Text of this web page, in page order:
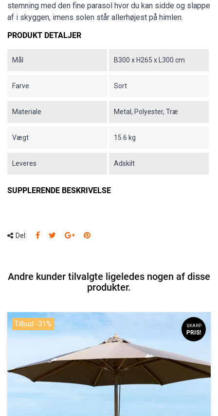
stemning med den fine parasol hvor du kan sidde og slappe
af i skyggen, imens solen står allerhøjest på himlen.
PRODUKT DETALJER
Mål B300 x H265 x L300 cm
Farve Sort
Materiale Metal, Polyester, Træ
Vægt 15.6 kg
Leveres Adskilt
SUPPLERENDE BESKRIVELSE
Del:
Andre kunder tilvalgte ligeledes nogen af disse
produkter.
SKARP
PRIS!
Tilbud -31%